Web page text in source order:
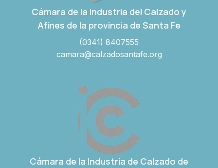
Cámara de la Industria del Calzado y
Afines de la provincia de Santa Fe
(0341) 8407555
camara@calzadosantafe.org
Cámara de la Industria de Calzado de